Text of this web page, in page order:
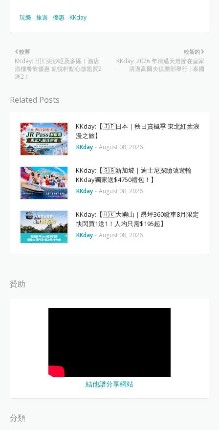
玩樂 旅遊 優惠 KKday
較新的
KKday: 2026 年清邁天燈節在皇家
清邁高爾夫俱樂部舉行 |泰國
較舊
KKday: 🇭🇰尖沙咀及多區｜酒店
酒樓餐飲優惠 凱悅軒點心放題買2
送2！
Related Posts
KKday:【🇯🇵日本｜秋日賞楓季 東北紅葉浪
漫之旅】
KKday - August 08, 2026
KKday:【🇸🇬新加坡｜迪士尼探險號遊輪
KKday獨家送$4750禮包！】
KKday - August 08, 2026
KKday:【🇭🇰大嶼山｜昂坪360纜車8月限定
快閃買1送1！人均只需$195起】
KKday - August 08, 2026
贊助
結他譜分享網站
分類